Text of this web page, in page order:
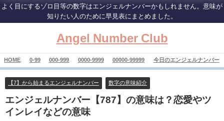
よく目にするゾロ目等の数字はエンジェルナンバーかもしれません。意味が
知りたい人のために早見表にまとめました。
Angel Number Club
HOME 0-99 000-999 0000-9999 00000-99999 今日のエンジェルナンバー
【7】から始まるエンジェルナンバー 数字の意味紹介
エンジェルナンバー【787】の意味は？恋愛やツ
インレイなどの意味